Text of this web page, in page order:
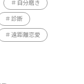
自分磨き
診断
遠距離恋愛